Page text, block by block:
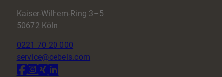
Kaiser-Wilhem-Ring 3–5
50672 Köln
0221 70 20 000
service@oebels.com